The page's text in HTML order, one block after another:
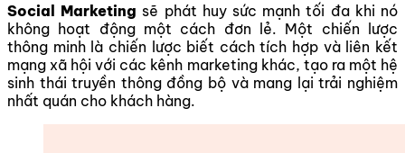
Social Marketing sẽ phát huy sức mạnh tối đa khi nó
không hoạt động một cách đơn lẻ. Một chiến lược
thông minh là chiến lược biết cách tích hợp và liên kết
mạng xã hội với các kênh marketing khác, tạo ra một hệ
sinh thái truyền thông đồng bộ và mang lại trải nghiệm
nhất quán cho khách hàng.